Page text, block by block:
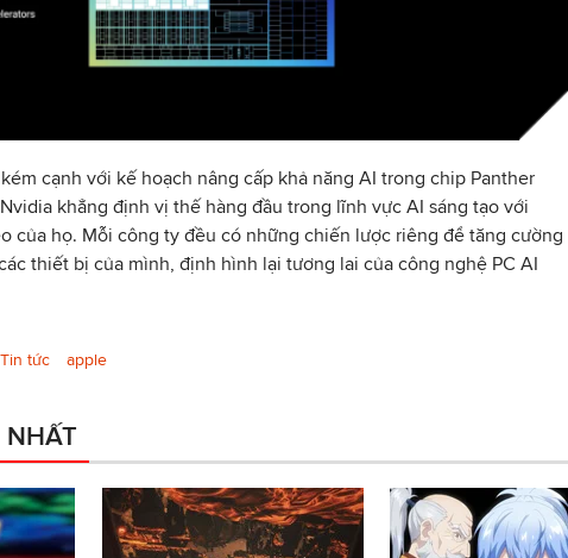
cạnh với kế hoạch nâng cấp khả năng AI trong chip Panther
khẳng định vị thế hàng đầu trong lĩnh vực AI sáng tạo với
của họ. Mỗi công ty đều có những chiến lược riêng để tăng cường
thiết bị của mình, định hình lại tương lai của công nghệ PC AI
Tin tức apple